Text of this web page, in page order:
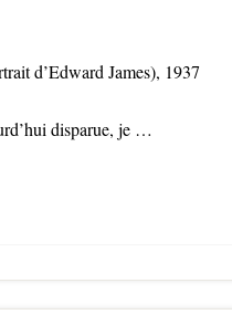
d’Edward James), 1937
disparue, je …